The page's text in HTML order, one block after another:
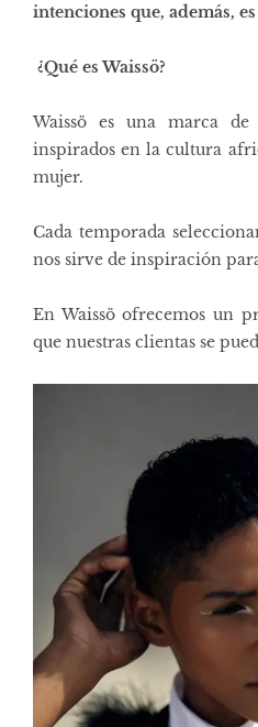
intenciones que, además,
¿Qué es Waissö?
Waissö es una marca
inspirados en la cultura
mujer.
Cada temporada
nos sirve de inspiración
En Waissö ofrecemos un
que nuestras clientas se